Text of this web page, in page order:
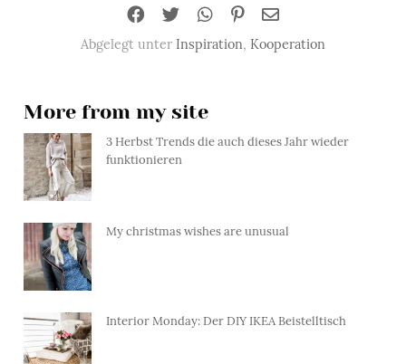
Abgelegt unter Inspiration, Kooperation
More from my site
3 Herbst Trends die auch dieses Jahr wieder
funktionieren
My christmas wishes are unusual
Interior Monday: Der DIY IKEA Beistelltisch